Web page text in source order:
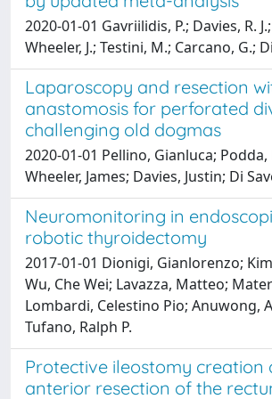
2020-01-01 Gavriilidis, P.; Davies, R.
Wheeler, J.; Testini, M.; Carcano, G.;
Laparoscopy and resection
anastomosis for perforated
challenging old dogmas
2020-01-01 Pellino, Gianluca;
Wheeler, James; Davies, Justin; Di
Neuromonitoring in
robotic thyroidectomy
2017-01-01 Dionigi, Gianlorenzo;
Wu, Che Wei; Lavazza, Matteo;
Lombardi, Celestino Pio; Anuwong,
Tufano, Ralph P.
Protective ileostomy creation
anterior resection of the